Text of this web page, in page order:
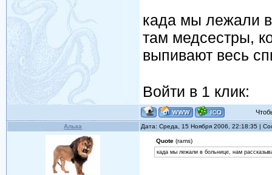
када мы лежали
там медсестры,
выпивают весь
Войти в 1 клик:
Алька Дата: Среда, 15 Ноября 2006, 22:18:35 |
Quote(rams)
када мы лежали в больнице, нам